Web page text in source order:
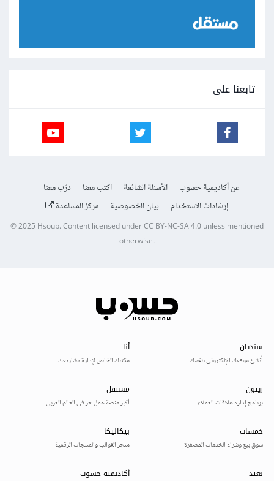
تابعنا على
عن أكاديمية حسوب الأسئلة الشائعة اكتب معنا
درّب معنا
إرشادات الاستخدام
بيان الخصوصية مركز المساعدة
© 2025Hsoub.Content licensed underCC BY-NC-SA 4.0unless mentioned
otherwise.